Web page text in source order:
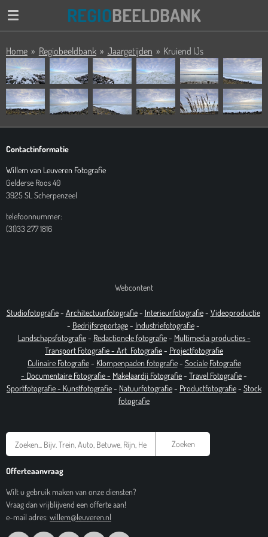
Ga
de
hoofdinhoud
REGIOBEELDBANK
Home » Regiobeeldbank » Jaargetijden » Kruiend IJs
Contactinformatie
Willem van Leuveren Fotografie
Gelderse Roos 40
3925 SL Scherpenzeel
telefoonnummer:
(31)33 277 1816
Webcontent
Studiofotografie- Architectuurfotografie- Interieurfotografie- Videoproductie
- Bedrijfsreportage- Industriefotografie-
Landschapsfotografie- Redactionele fotografie- Multimedia producties -
Transport Fotografie - Art Fotografie- Projectfotografie
Culinaire Fotografie- Klompenpaden fotografie- Sociale Fotografie
- Documentaire Fotografie- Makelaardij Fotografie- Travel Fotografie-
Sportfotografie - Kunstfotografie- Natuurfotografie- Productfotografie- Stock
fotografie
Zoeken
Offerteaanvraag
Wilt u gebruik maken van onze diensten?
Vraag dan vrijblijvend een offerte aan!
e-mail adres: willem@leuveren.nl